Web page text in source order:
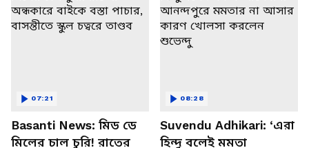
Basanti News: মিড ডে
মিলের চাল চুরি! রাতের
07:21
Suvendu Adhikari: ‘এরা
হিন্দু বলেই মমতা
08:28